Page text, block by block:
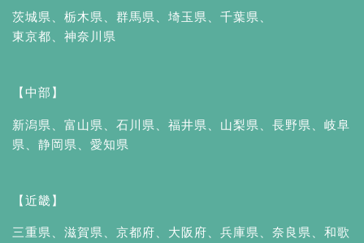
茨城県、 栃木県、 群馬県、 埼玉県、 千葉県、
東京都、 神奈川県
【中部】
新潟県 富山県 石川県 福井県 山梨県 長野県
岐阜
県
静岡県 愛知県
【近畿】
三重県 滋賀県 京都府 大阪府 兵庫県 奈良県
和歌